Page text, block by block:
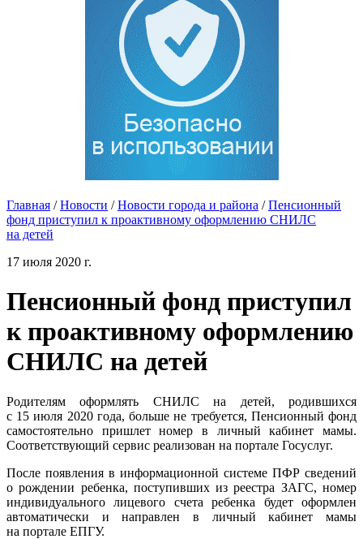
Главная / Новости / Новости города и района / Пенсионный
фонд приступил к проактивному оформлению СНИЛС
на детей
17 июля 2020 г.
Пенсионный фонд приступил
к проактивному оформлению
СНИЛС на детей
Родителям оформлять СНИЛС на детей, родившихся
с 15 июля 2020 года, больше не требуется, Пенсионный фонд
самостоятельно пришлет номер в личный кабинет мамы.
Соответствующий сервис реализован на портале Госуслуг.
После появления в информационной системе ПФР сведений
о рождении ребенка, поступивших из реестра ЗАГС, номер
индивидуального лицевого счета ребенка будет оформлен
автоматически и направлен в личный кабинет мамы
на портале ЕПГУ.